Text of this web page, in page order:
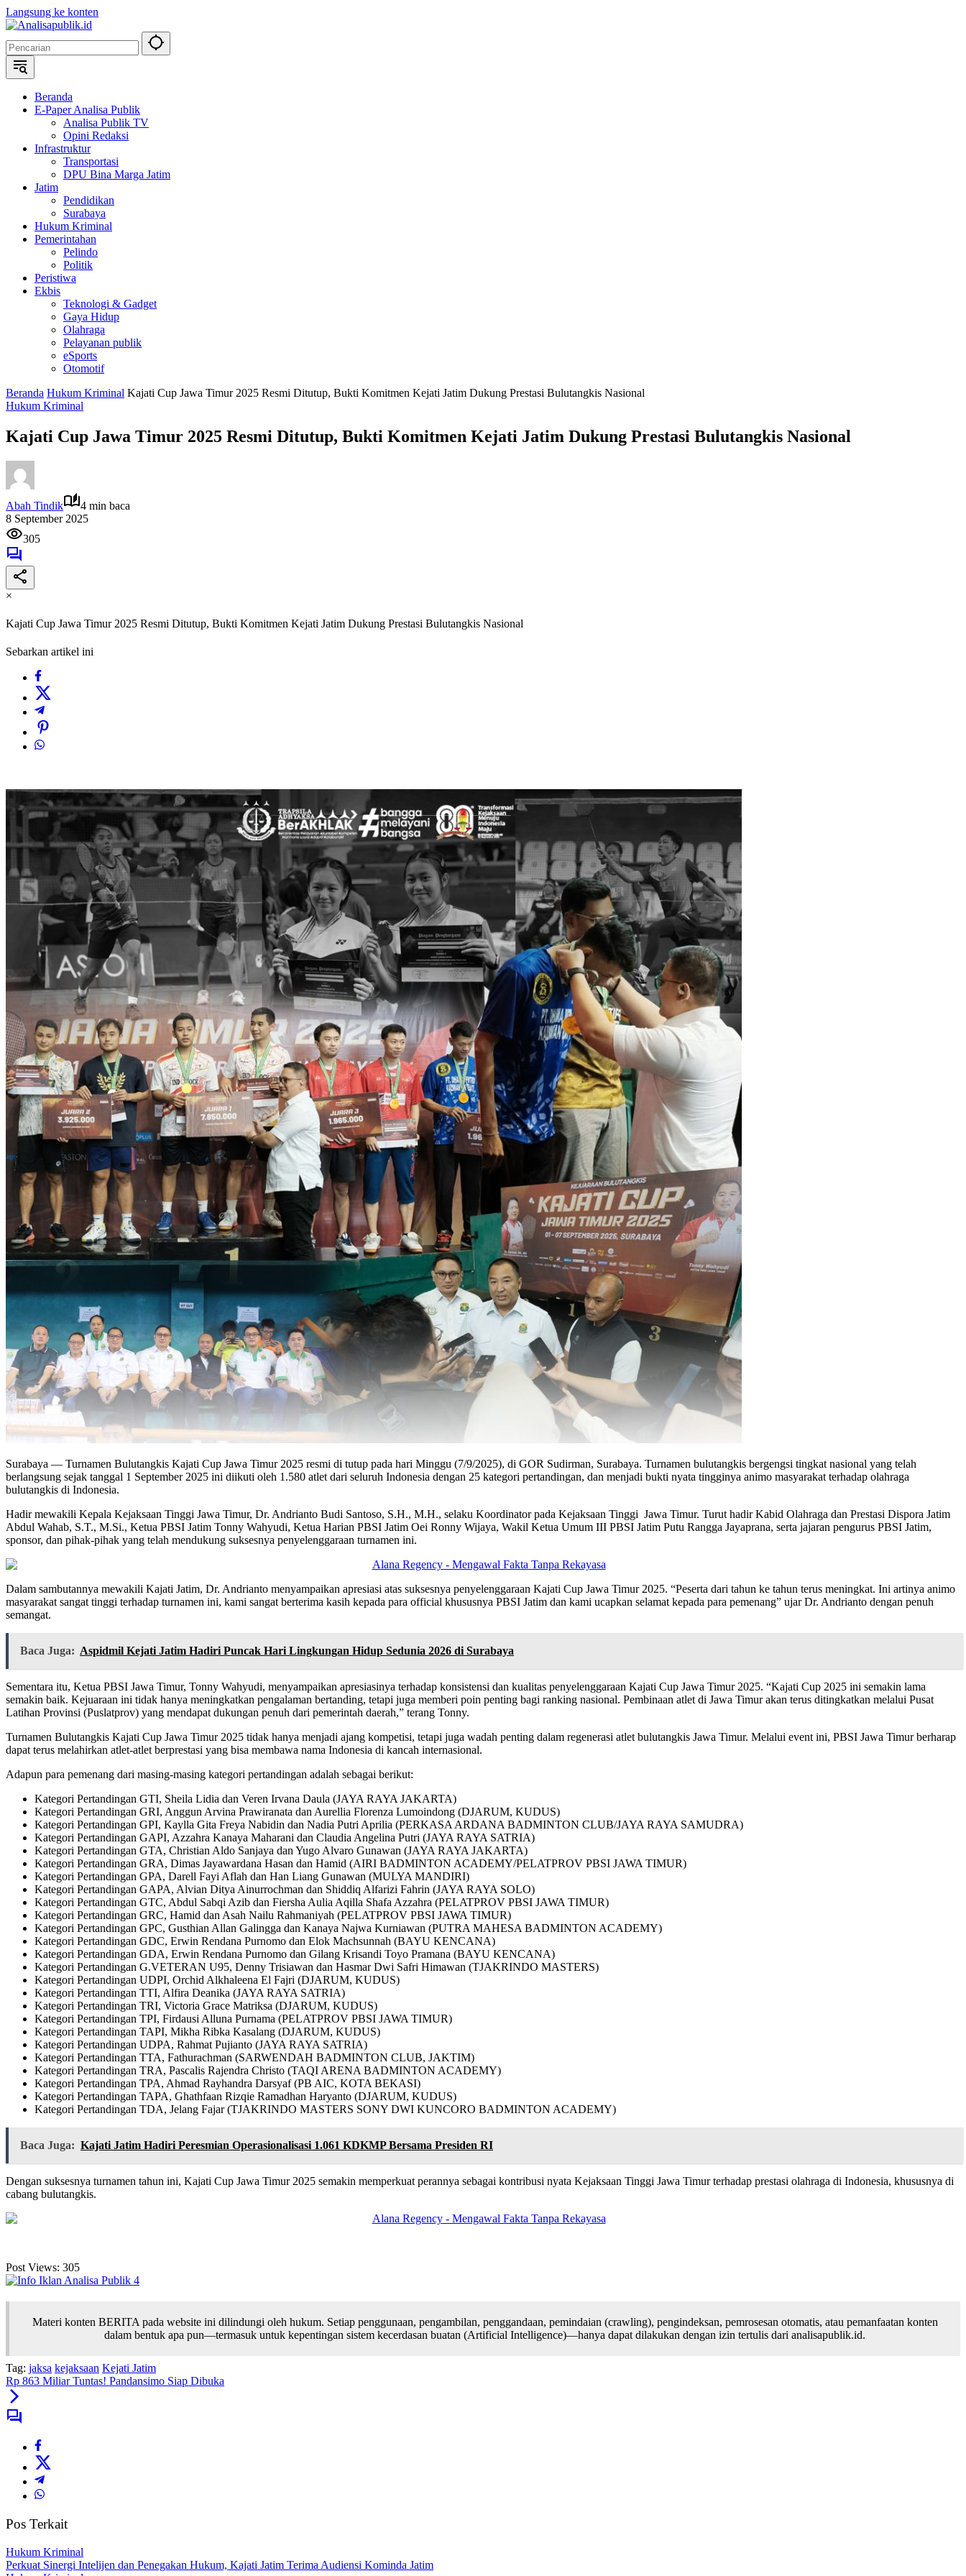
Langsung ke konten
Beranda
E-Paper Analisa Publik
Analisa Publik TV
Opini Redaksi
Infrastruktur
Transportasi
DPU Bina Marga Jatim
Jatim
Pendidikan
Surabaya
Hukum Kriminal
Pemerintahan
Pelindo
Politik
Peristiwa
Ekbis
Teknologi & Gadget
Gaya Hidup
Olahraga
Pelayanan publik
eSports
Otomotif
Beranda Hukum Kriminal Kajati Cup Jawa Timur 2025 Resmi Ditutup, Bukti Komitmen Kejati Jatim Dukung Prestasi Bulutangkis Nasional
Hukum Kriminal
Kajati Cup Jawa Timur 2025 Resmi Ditutup, Bukti Komitmen Kejati Jatim Dukung Prestasi Bulutangkis Nasional
Abah Tindik
4 min baca
8 September 2025
305
×
Kajati Cup Jawa Timur 2025 Resmi Ditutup, Bukti Komitmen Kejati Jatim Dukung Prestasi Bulutangkis Nasional
Sebarkan artikel ini
Surabaya — Turnamen Bulutangkis Kajati Cup Jawa Timur 2025 resmi di tutup pada hari Minggu (7/9/2025), di GOR Sudirman, Surabaya. Turnamen bulutangkis bergengsi tingkat nasional yang telah
berlangsung sejak tanggal 1 September 2025 ini diikuti oleh 1.580 atlet dari seluruh Indonesia dengan 25 kategori pertandingan, dan menjadi bukti nyata tingginya animo masyarakat terhadap olahraga
bulutangkis di Indonesia.
Hadir mewakili Kepala Kejaksaan Tinggi Jawa Timur, Dr. Andrianto Budi Santoso, S.H., M.H., selaku Koordinator pada Kejaksaan Tinggi Jawa Timur. Turut hadir Kabid Olahraga dan Prestasi Dispora Jatim
Abdul Wahab, S.T., M.Si., Ketua PBSI Jatim Tonny Wahyudi, Ketua Harian PBSI Jatim Oei Ronny Wijaya, Wakil Ketua Umum III PBSI Jatim Putu Rangga Jayaprana, serta jajaran pengurus PBSI Jatim,
sponsor, dan pihak-pihak yang telah mendukung suksesnya penyelenggaraan turnamen ini.
Dalam sambutannya mewakili Kajati Jatim, Dr. Andrianto menyampaikan apresiasi atas suksesnya penyelenggaraan Kajati Cup Jawa Timur 2025. “Peserta dari tahun ke tahun terus meningkat. Ini artinya animo
masyarakat sangat tinggi terhadap turnamen ini, kami sangat berterima kasih kepada para official khususnya PBSI Jatim dan kami ucapkan selamat kepada para pemenang” ujar Dr. Andrianto dengan penuh
semangat.
Baca Juga: Aspidmil Kejati Jatim Hadiri Puncak Hari Lingkungan Hidup Sedunia 2026 di Surabaya
Sementara itu, Ketua PBSI Jawa Timur, Tonny Wahyudi, menyampaikan apresiasinya terhadap konsistensi dan kualitas penyelenggaraan Kajati Cup Jawa Timur 2025. “Kajati Cup 2025 ini semakin lama
semakin baik. Kejuaraan ini tidak hanya meningkatkan pengalaman bertanding, tetapi juga memberi poin penting bagi ranking nasional. Pembinaan atlet di Jawa Timur akan terus ditingkatkan melalui Pusat
Latihan Provinsi (Puslatprov) yang mendapat dukungan penuh dari pemerintah daerah,” terang Tonny.
Turnamen Bulutangkis Kajati Cup Jawa Timur 2025 tidak hanya menjadi ajang kompetisi, tetapi juga wadah penting dalam regenerasi atlet bulutangkis Jawa Timur. Melalui event ini, PBSI Jawa Timur berharap
dapat terus melahirkan atlet-atlet berprestasi yang bisa membawa nama Indonesia di kancah internasional.
Adapun para pemenang dari masing-masing kategori pertandingan adalah sebagai berikut:
Kategori Pertandingan GTI, Sheila Lidia dan Veren Irvana Daula (JAYA RAYA JAKARTA)
Kategori Pertandingan GRI, Anggun Arvina Prawiranata dan Aurellia Florenza Lumoindong (DJARUM, KUDUS)
Kategori Pertandingan GPI, Kaylla Gita Freya Nabidin dan Nadia Putri Aprilia (PERKASA ARDANA BADMINTON CLUB/JAYA RAYA SAMUDRA)
Kategori Pertandingan GAPI, Azzahra Kanaya Maharani dan Claudia Angelina Putri (JAYA RAYA SATRIA)
Kategori Pertandingan GTA, Christian Aldo Sanjaya dan Yugo Alvaro Gunawan (JAYA RAYA JAKARTA)
Kategori Pertandingan GRA, Dimas Jayawardana Hasan dan Hamid (AIRI BADMINTON ACADEMY/PELATPROV PBSI JAWA TIMUR)
Kategori Pertandingan GPA, Darell Fayi Aflah dan Han Liang Gunawan (MULYA MANDIRI)
Kategori Pertandingan GAPA, Alvian Ditya Ainurrochman dan Shiddiq Alfarizi Fahrin (JAYA RAYA SOLO)
Kategori Pertandingan GTC, Abdul Sabqi Azib dan Fiersha Aulia Aqilla Shafa Azzahra (PELATPROV PBSI JAWA TIMUR)
Kategori Pertandingan GRC, Hamid dan Asah Nailu Rahmaniyah (PELATPROV PBSI JAWA TIMUR)
Kategori Pertandingan GPC, Gusthian Allan Galingga dan Kanaya Najwa Kurniawan (PUTRA MAHESA BADMINTON ACADEMY)
Kategori Pertandingan GDC, Erwin Rendana Purnomo dan Elok Machsunnah (BAYU KENCANA)
Kategori Pertandingan GDA, Erwin Rendana Purnomo dan Gilang Krisandi Toyo Pramana (BAYU KENCANA)
Kategori Pertandingan G.VETERAN U95, Denny Trisiawan dan Hasmar Dwi Safri Himawan (TJAKRINDO MASTERS)
Kategori Pertandingan UDPI, Orchid Alkhaleena El Fajri (DJARUM, KUDUS)
Kategori Pertandingan TTI, Alfira Deanika (JAYA RAYA SATRIA)
Kategori Pertandingan TRI, Victoria Grace Matriksa (DJARUM, KUDUS)
Kategori Pertandingan TPI, Firdausi Alluna Purnama (PELATPROV PBSI JAWA TIMUR)
Kategori Pertandingan TAPI, Mikha Ribka Kasalang (DJARUM, KUDUS)
Kategori Pertandingan UDPA, Rahmat Pujianto (JAYA RAYA SATRIA)
Kategori Pertandingan TTA, Fathurachman (SARWENDAH BADMINTON CLUB, JAKTIM)
Kategori Pertandingan TRA, Pascalis Rajendra Christo (TAQI ARENA BADMINTON ACADEMY)
Kategori Pertandingan TPA, Ahmad Rayhandra Darsyaf (PB AIC, KOTA BEKASI)
Kategori Pertandingan TAPA, Ghathfaan Rizqie Ramadhan Haryanto (DJARUM, KUDUS)
Kategori Pertandingan TDA, Jelang Fajar (TJAKRINDO MASTERS SONY DWI KUNCORO BADMINTON ACADEMY)
Baca Juga: Kajati Jatim Hadiri Peresmian Operasionalisasi 1.061 KDKMP Bersama Presiden RI
Dengan suksesnya turnamen tahun ini, Kajati Cup Jawa Timur 2025 semakin memperkuat perannya sebagai kontribusi nyata Kejaksaan Tinggi Jawa Timur terhadap prestasi olahraga di Indonesia, khususnya di
cabang bulutangkis.
Post Views: 305
Materi konten BERITA pada website ini dilindungi oleh hukum. Setiap penggunaan, pengambilan, penggandaan, pemindaian (crawling), pengindeksan, pemrosesan otomatis, atau pemanfaatan konten
dalam bentuk apa pun—termasuk untuk kepentingan sistem kecerdasan buatan (Artificial Intelligence)—hanya dapat dilakukan dengan izin tertulis dari analisapublik.id.
Tag: jaksa kejaksaan Kejati Jatim
Rp 863 Miliar Tuntas! Pandansimo Siap Dibuka
Pos Terkait
Hukum Kriminal
Perkuat Sinergi Intelijen dan Penegakan Hukum, Kajati Jatim Terima Audiensi Kominda Jatim